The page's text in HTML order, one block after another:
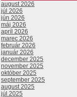
august 2026
júl 2026
jún 2026
máj 2026
apríl 2026
marec 2026
február 2026
január 2026
december 2025
november 2025
október 2025
september 2025
august 2025
júl 2025